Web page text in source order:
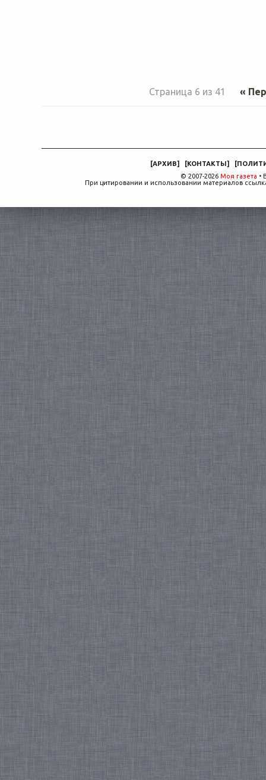
Страница 6 из 41 «
[АРХИВ] [КОНТАКТЫ] [
© 2007-2026 Моя газета •
При цитировании и использовании материалов